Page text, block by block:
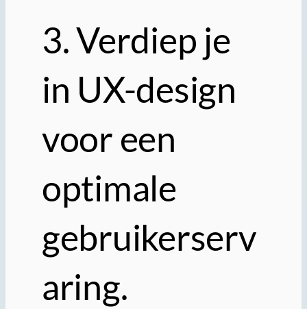
3. Verdiep je
in UX-design
voor een
optimale
gebruikerserv
aring.